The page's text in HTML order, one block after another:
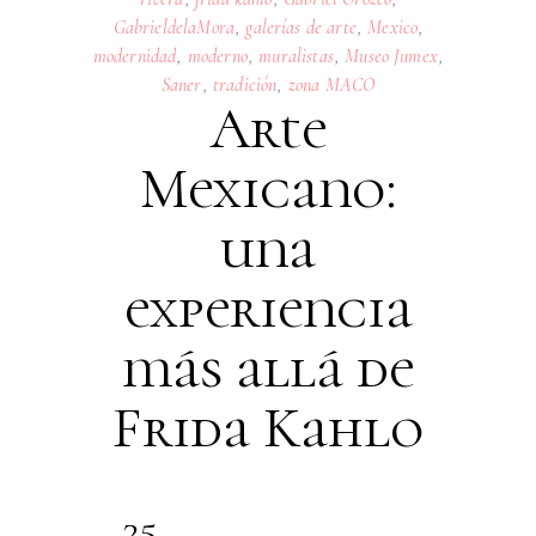
GabrieldelaMora galerías de arte Mexico
modernidad moderno, muralistas, Museo Jumex,
Saner tradición zona MACO
Arte
Mexicano:
una
experiencia
más allá de
Frida Kahlo